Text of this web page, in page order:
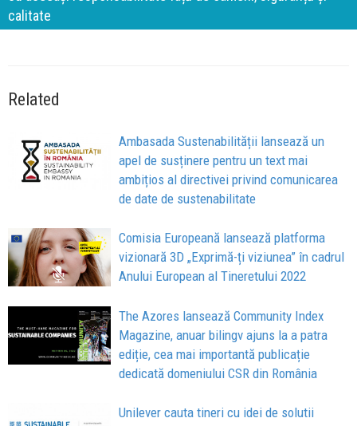
calitate
Related
Ambasada Sustenabilității lansează un
apel de susținere pentru un text mai
ambițios al directivei privind comunicarea
de date de sustenabilitate
Comisia Europeană lansează platforma
vizionară 3D „Exprimă-ți viziunea” în cadrul
Anului European al Tineretului 2022
The Azores lansează Community Index
Magazine, anuar bilingv ajuns la a patra
ediție, cea mai importantă publicație
dedicată domeniului CSR din România
Unilever cauta tineri cu idei de solutii